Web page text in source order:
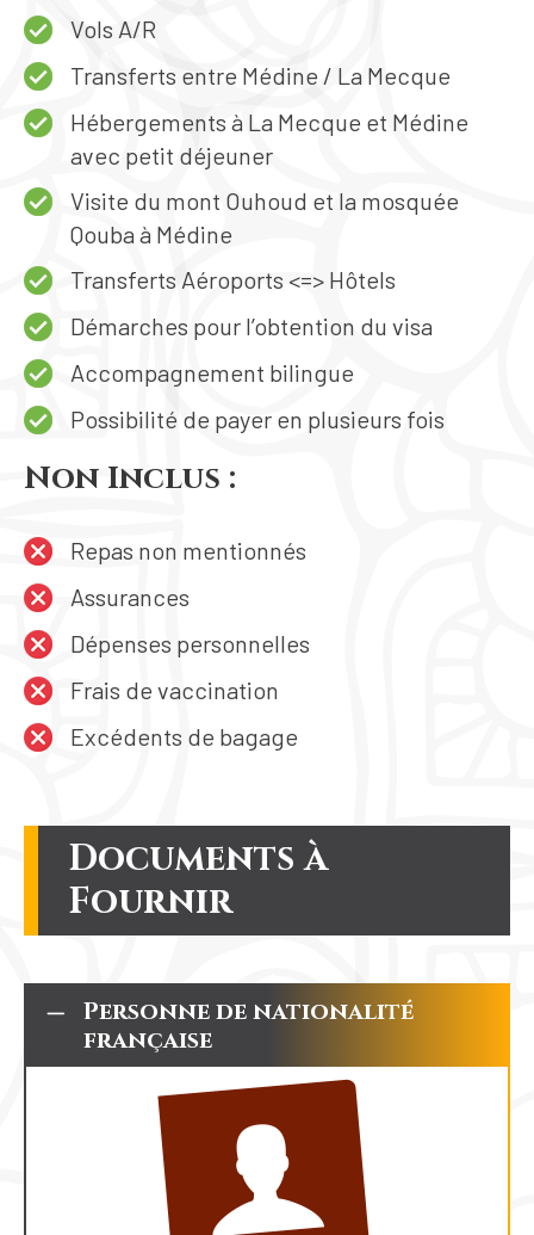
Vols A/R
Transferts entre Médine / La Mecque
Hébergements à La Mecque et Médine
avec petit déjeuner
Visite du mont Ouhoud et la mosquée
Qouba à Médine
Transferts Aéroports <=> Hôtels
Démarches pour l’obtention du visa
Accompagnement bilingue
Possibilité de payer en plusieurs fois
Non Inclus :
Repas non mentionnés
Assurances
Dépenses personnelles
Frais de vaccination
Excédents de bagage
Documents à
Fournir
Personne de nationalité
française